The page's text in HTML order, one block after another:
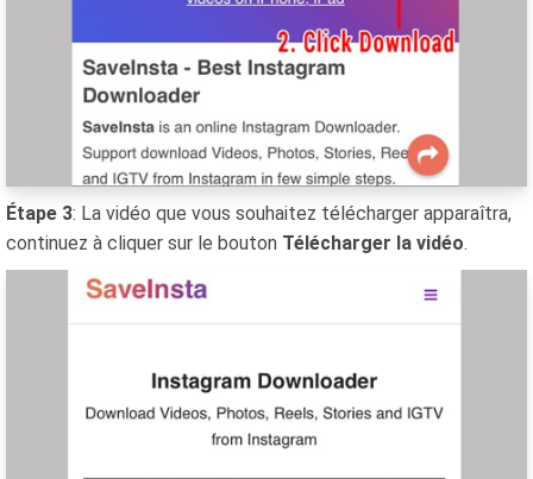
Étape 3: La vidéo que vous souhaitez télécharger apparaîtra,
continuez à cliquer sur le bouton Télécharger la vidéo.